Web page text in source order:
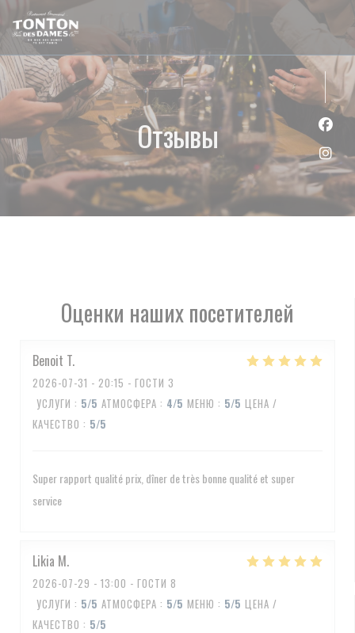
Панель управления cookies
Отзывы
Оценки наших посетителей
Benoit T
2026-07-31 - 20:15 - ГОСТИ 3
УСЛУГИ : 5/5 АТМОСФЕРА : 4/5 МЕНЮ : 5/5 ЦЕНА /
КАЧЕСТВО : 5/5
Super rapport qualité prix, dîner de très bonne qualité et super
service
Likia M
2026-07-29 - 13:00 - ГОСТИ 8
УСЛУГИ : 5/5 АТМОСФЕРА : 5/5 МЕНЮ : 5/5 ЦЕНА /
КАЧЕСТВО : 5/5